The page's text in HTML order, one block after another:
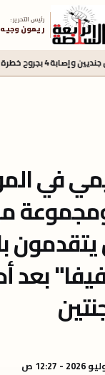
رئيس التحرير :
ريمون وجيه
لبنان
في
يتقدمون
بعد